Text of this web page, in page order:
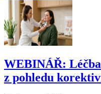
WEBINÁŘ:
z pohledu